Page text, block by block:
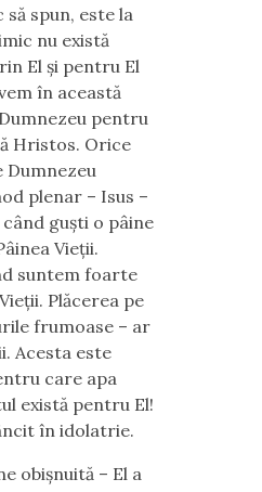
spun, este la
nu există
El și pentru El
în această
pentru
Hristos. Orice
Dumnezeu
plenar – Isus –
guşti o pâine
Vieţii.
suntem foarte
Plăcerea pe
frumoase – ar
Acesta este
care apa
există pentru El!
în idolatrie.
obişnuită – El a